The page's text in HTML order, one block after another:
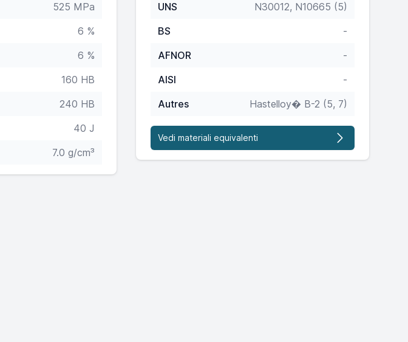
525 MPa
6 %
6 %
160 HB
240 HB
40 J
7.0 g/cm³
UNS
N30012, N10665 (5)
BS
-
AFNOR
-
AISI
-
Autres
Hastelloy� B-2 (5, 7)
Vedi materiali equivalenti